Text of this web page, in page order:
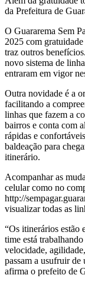
da Prefeitura de
O Guararema Sem
2025 com
traz outros
novo sistema de
entraram em vigor
Outra novidade é a
facilitando a
linhas que fazem a
bairros e conta com
rápidas e
baldeação para
itinerário.
Acompanhar as
celular como no
http://
visualizar todas as
“Os itinerários estão
time está
velocidade,
passam a usufruir
afirma o prefeito de